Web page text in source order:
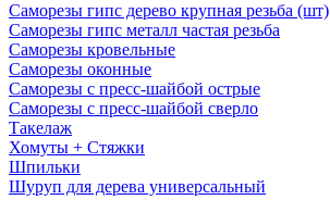
Саморезы гипс дерево крупная резьба (шт)
Саморезы гипс металл частая резьба
Саморезы кровельные
Саморезы оконные
Саморезы с пресс-шайбой острые
Саморезы с пресс-шайбой сверло
Такелаж
Хомуты + Стяжки
Шпильки
Шуруп для дерева универсальный